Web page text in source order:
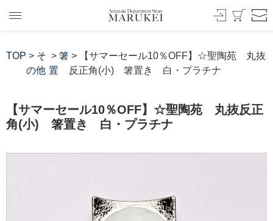
TOP > そ
の他
> 箸
置
> 【サマーセール10％OFF】☆聖陶苑 丸抜
反正角(小) 箸置き 白・プラチナ
【サマーセール10％OFF】☆聖陶苑 丸抜反正
角(小) 箸置き 白・プラチナ